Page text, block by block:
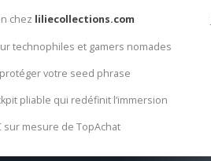
chez liliecollections.com
technophiles et gamers nomades
votre seed phrase
pliable qui redéfinit l’immersion
sur mesure de TopAchat